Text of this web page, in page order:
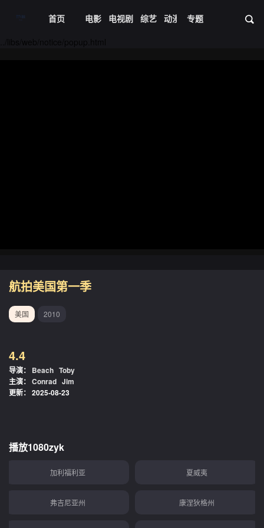
首页 电影 电视剧 综艺 动漫 短剧大全 资
专题
航拍美国第一季
美国 2010
4.4
导演： Beach Toby
主演： Conrad Jim
更新： 2025-08-23
播放1080zyk
加利福利亚 夏威夷
弗吉尼亚州 康涅狄格州